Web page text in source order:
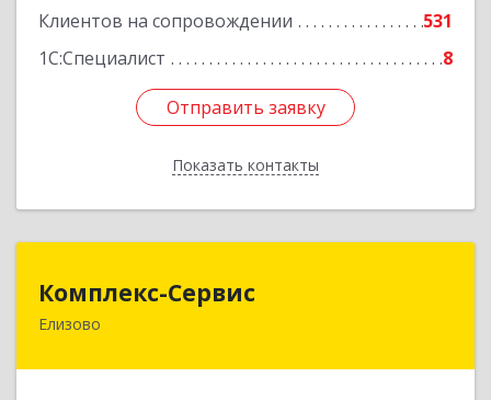
Клиентов на сопровождении
531
1С:Специалист
8
Отправить заявку
Показать контакты
Подробнее
Отправить заявку
Назад
Комплекс-Сервис
Елизово684000, Камчатский край, Елизовский р-н,